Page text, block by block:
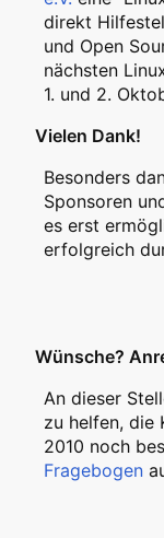
direkt
und Open
nächsten
1. und 2.
Vielen Dank!
Besonders
Sponsoren
es erst
erfolgreich
Wünsche?
An dieser
zu helfen, die
2010 noch
Fragebogen